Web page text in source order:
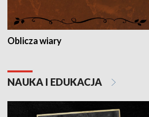
Oblicza wiary
NAUKA I EDUKACJA